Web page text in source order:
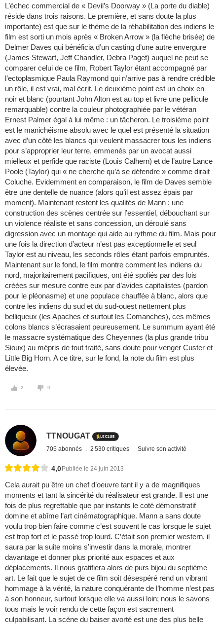
L’échec commercial de « Devil’s Doorway » (La porte du diable)
réside dans trois raisons. Le première, et sans doute la plus
importante) est que sur le thème de la réhabilitation des indiens le
film est sorti un mois après « Broken Arrow » (la flèche brisée) de
Delmer Daves qui bénéficia d’un casting d’une autre envergure
(James Stewart, Jeff Chandler, Debra Paget) auquel ne peut se
comparer celui de ce film, Robert Taylor étant accompagné par
l’ectoplasmique Paula Raymond qui n’arrive pas à rendre crédible
un rôle, il est vrai, mal écrit. Le deuxième point est un choix en
noir et blanc (pourtant John Alton est au top et livre une pellicule
remarquable) contre la couleur photographiée par le vétéran
Ernest Palmer égal à lui même : un tâcheron. Le troisième point
est le manichéisme absolu avec le quel est présenté la situation
avec d’un côté les blancs qui veulent massacrer tous les indiens
pour s’approprier leur terre, emmenés par un avocat aussi
mielleux et perfide que raciste (Louis Calhern) et de l’autre Lance
Poole (Taylor) qui « ne cherche qu’à se défendre » comme dirait
Coluche. Evidemment en comparaison, le film de Daves semble
être une dentelle de nuance (alors qu’il est assez épais par
moment). Maintenant restent les qualités de Mann : une
construction des scènes centrée sur l’essentiel, débouchant sur
un violence réaliste et sans concession, un déroulé sans
digression avec un montage qui aide au rythme du film. Mais pour
une fois la direction d’acteur n’est pas exceptionnelle et seul
Taylor est au niveau, les seconds rôles étant parfois empruntés.
Maintenant sur le fond, le film montre comment les indiens du
nord, majoritairement pacifiques, ont été spoliés par des lois
créées sur mesure contre eux par d’avides capitalistes (pardon
pour le pléonasme) et une populace chauffée à blanc, alors que
contre les indiens du sud et du sud-ouest nettement plus
belliqueux (les Apaches et surtout les Comanches), ces mêmes
colons blancs s’écrasaient peureusement. Le summum ayant été
le massacre systématique des Cheyennes (la plus grande tribu
Sioux) au mépris de tout traité, sans doute pour venger Custer et
Little Big Horn. A ce titre, sur le fond, la note du film est plus
élevée.
2 0
TTNOUGAT
705 abonnés 2 530 critiques Suivre son activité
4,0 Publiée le 24 juin 2013
Cela aurait pu être un chef d’oeuvre tant il y a de magnifiques
moments et tant la sincérité du réalisateur est grande. Il est une
fois de plus regrettable que par instants le coté démonstratif
domine et abîme l’art cinématographique. Mann a sans doute
voulu trop bien faire comme c’est souvent le cas lorsque le sujet
est trop fort et le passé trop lourd. C’était son premier western, il
saura par la suite moins s’investir dans la morale, montrer
davantage et donner plus priorité aux espaces et aux
déplacements. Il nous gratifiera alors de purs bijou du septième
art. Le fait que le sujet de ce film soit désespéré rend un vibrant
hommage à la vérité, la nature conquérante de l’homme n’est pas
à son honneur, surtout lorsque elle va aussi loin; nous le savons
tous mais le voir rendu de cette façon est sacrement
culpabilisant. La scène du baiser avorté est une des plus belle